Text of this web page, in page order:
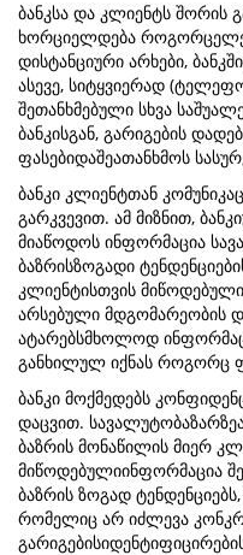
ბანკსა და კლიენტს შორის
ხორციელდება
დისტანციური არხები,
ასევე, სიტყვიერად
შეთანხმებული სხვა
ბანკისგან, გარიგების
ფასებიდაშეათანხმოს
ბანკი კლიენტთან
გარკვევით. ამ მიზნით,
მიაწოდოს ინფორმაცია
ბაზრისზოგადი
კლიენტისთვის
არსებული მდგომარეობის
ატარებსმხოლოდ
განხილულ იქნას როგორც
ბანკი მოქმედებს
დაცვით.
ბაზრის მონაწილის მიერ
მიწოდებულიინფორმაცია
ბაზრის ზოგად
რომელიც არ იძლევა